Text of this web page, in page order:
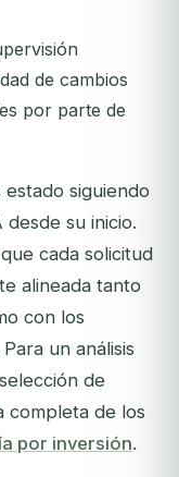
de cambios
por parte de
siguiendo
su inicio.
cada solicitud
alineada tanto
con los
un análisis
de
completa de los
por inversión.